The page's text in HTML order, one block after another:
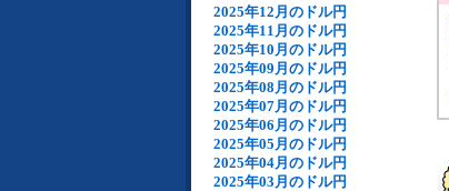
2025年12月のドル円
2025年11月のドル円
2025年10月のドル円
2025年09月のドル円
2025年08月のドル円
2025年07月のドル円
2025年06月のドル円
2025年05月のドル円
2025年04月のドル円
2025年03月のドル円